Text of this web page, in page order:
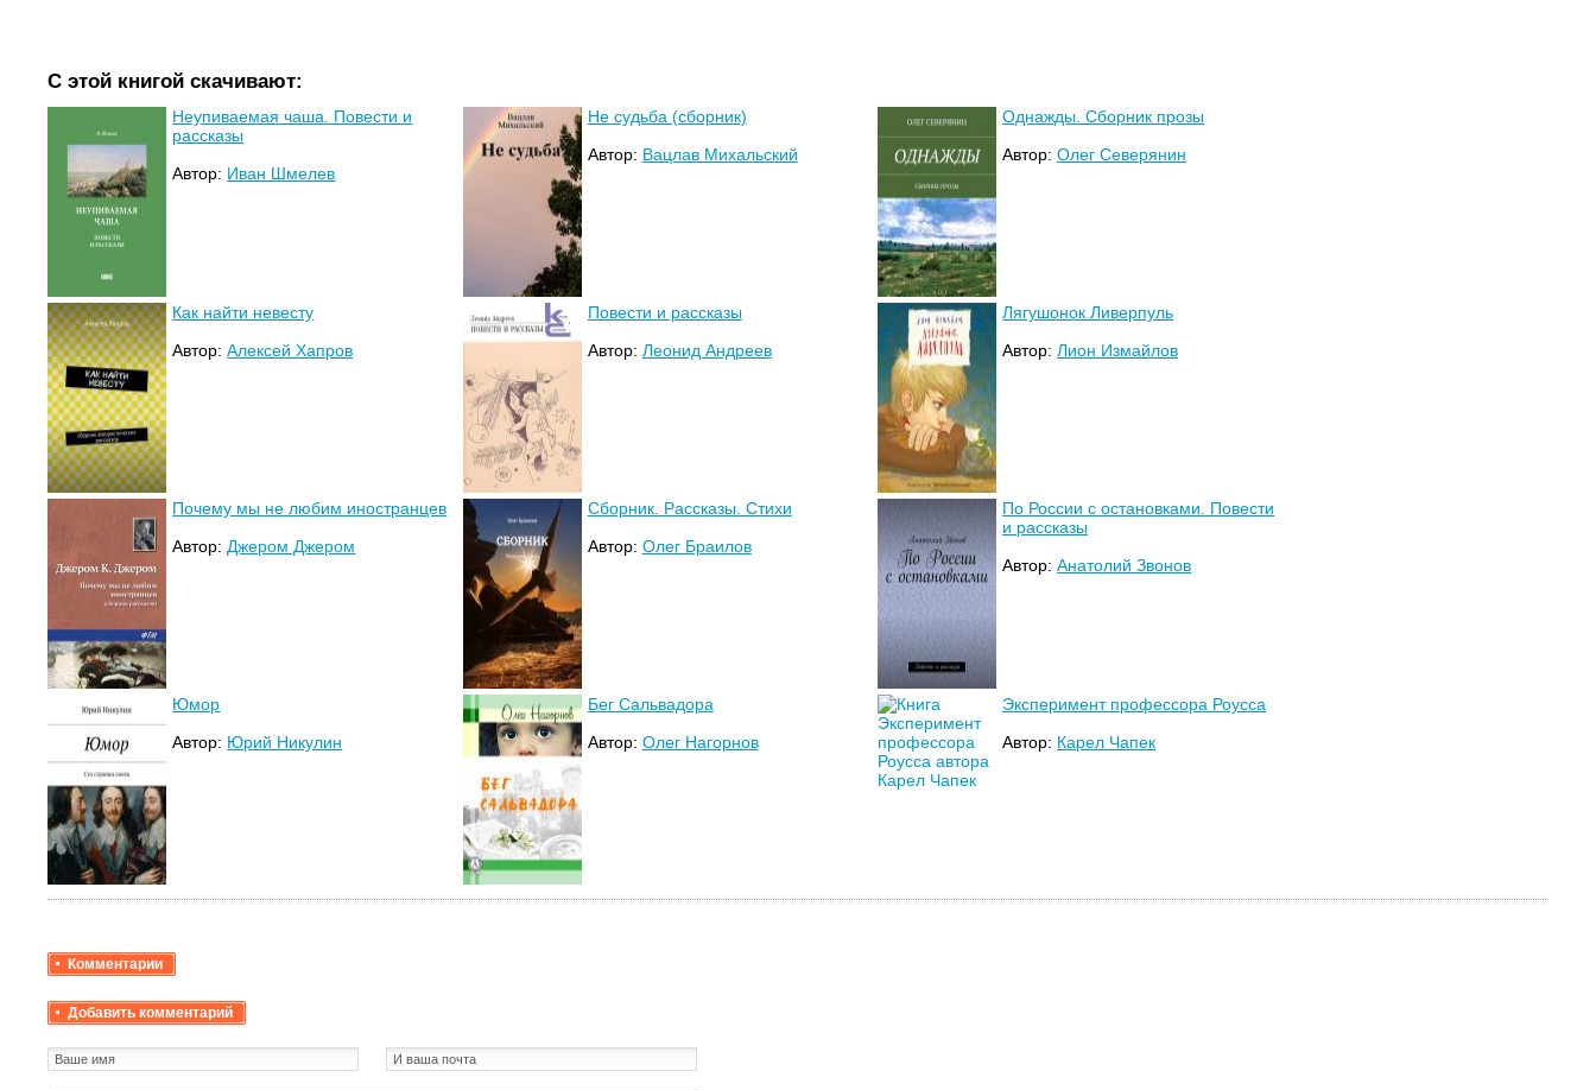
С этой книгой скачивают:
Неупиваемая чаша. Повести и
рассказы
Автор: Иван Шмелев
Не судьба (сборник)
Автор: Вацлав Михальский
Однажды. Сборник прозы
Автор:Олег Северянин
Как найти невесту
Автор:Алексей Хапров
Повести и рассказы
Автор: Леонид Андреев
Лягушонок Ливерпуль
Автор:Лион Измайлов
Почему мы не любим иностранцев
Автор: Джером Джером
Сборник. Рассказы. Стихи
Автор: Олег Браилов
По России с остановками. Повести
и рассказы
Автор:Анатолий Звонов
Юмор
Автор: Юрий Никулин
Бег Сальвадора
Автор: Олег Нагорнов
Эксперимент профессора Роусса
Автор: Карел Чапек
Комментарии
Добавить комментарий